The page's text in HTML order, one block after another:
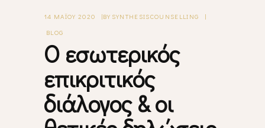
14 ΜΑΪ́ΟΥ 2020 BY SYNTHESISCOUNSELLING
BLOG
Ο εσωτερικός
επικριτικός
διάλογος & οι